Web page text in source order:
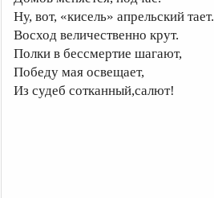
Ну, вот, «кисель» апрельский тает.
Восход величественно крут.
Полки в бессмертие шагают,
Победу мая освещает,
Из судеб сотканный,салют!